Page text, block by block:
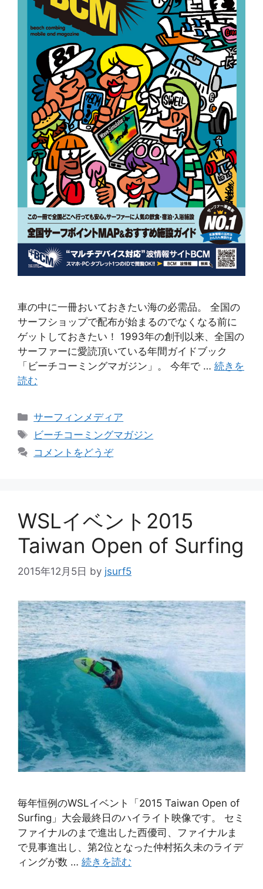
車の中に一冊おいておきたい海の必需品。 全国の
サーフショップで配布が始まるのでなくなる前に
ゲットしておきたい！ 1993年の創刊以来、全国の
サーファーに愛読頂いている年間ガイドブック
「ビーチコーミングマガジン」。 今年で … 続きを
読む
カ
テ
リ
サーフィンメディア
タ
ビーチコーミングマガジン
コメントをどうぞ
WSLイベント2015
Taiwan Open of Surfing
2015年12月5日 by jsurf5
毎年恒例のWSLイベント「2015 Taiwan Open of
Surfing」大会最終日のハイライト映像です。 セミ
ファイナルのまで進出した西優司、ファイナルま
で見事進出し、第2位となった仲村拓久未のライデ
ィングが数 … 続きを読む